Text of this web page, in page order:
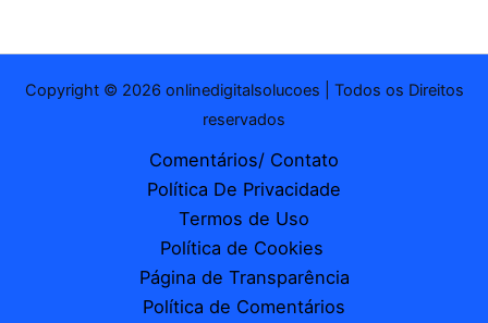
Copyright © 2026 onlinedigitalsolucoes | Todos os Direitos
reservados
Comentários/ Contato
Política De Privacidade
Termos de Uso
Política de Cookies
Página de Transparência
Política de Comentários